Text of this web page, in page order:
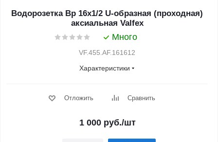
Водорозетка Вр 16х1/2 U-образная (проходная)
аксиальная Valfex
Много
VF.455.AF.161612
Характеристики
Отложить Сравнить
1 000руб./шт